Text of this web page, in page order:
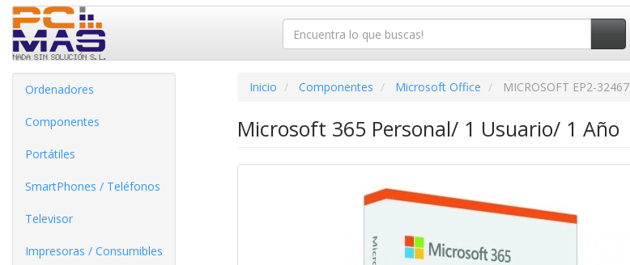
Ordenadores
Componentes
Portátiles
SmartPhones / Teléfonos
Televisor
Impresoras / Consumibles
Inicio Componentes Microsoft Office MICROSOFT EP2-32467
Microsoft 365 Personal/ 1 Usuario/ 1 Año